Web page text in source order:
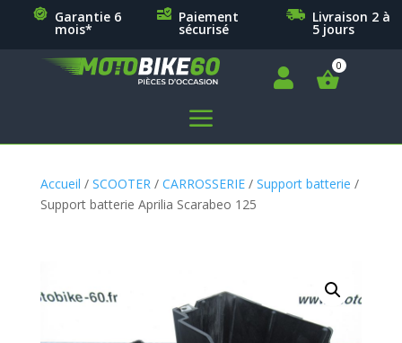
Garantie 6
mois*
Paiement
sécurisé
Livraison 2 à
5 jours

a
Accueil / SCOOTER / CARROSSERIE/ Support batterie /
Support batterie Aprilia Scarabeo 125